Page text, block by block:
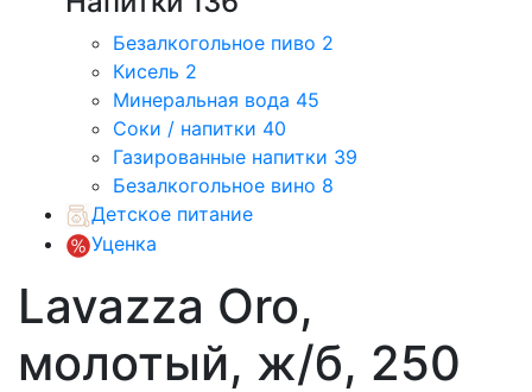
Безалкогольное пиво 2
Кисель 2
Минеральная вода 45
Соки / напитки 40
Газированные напитки 39
Безалкогольное вино 8
Детское питание
Уценка
Lavazza Oro,
молотый, ж/б, 250